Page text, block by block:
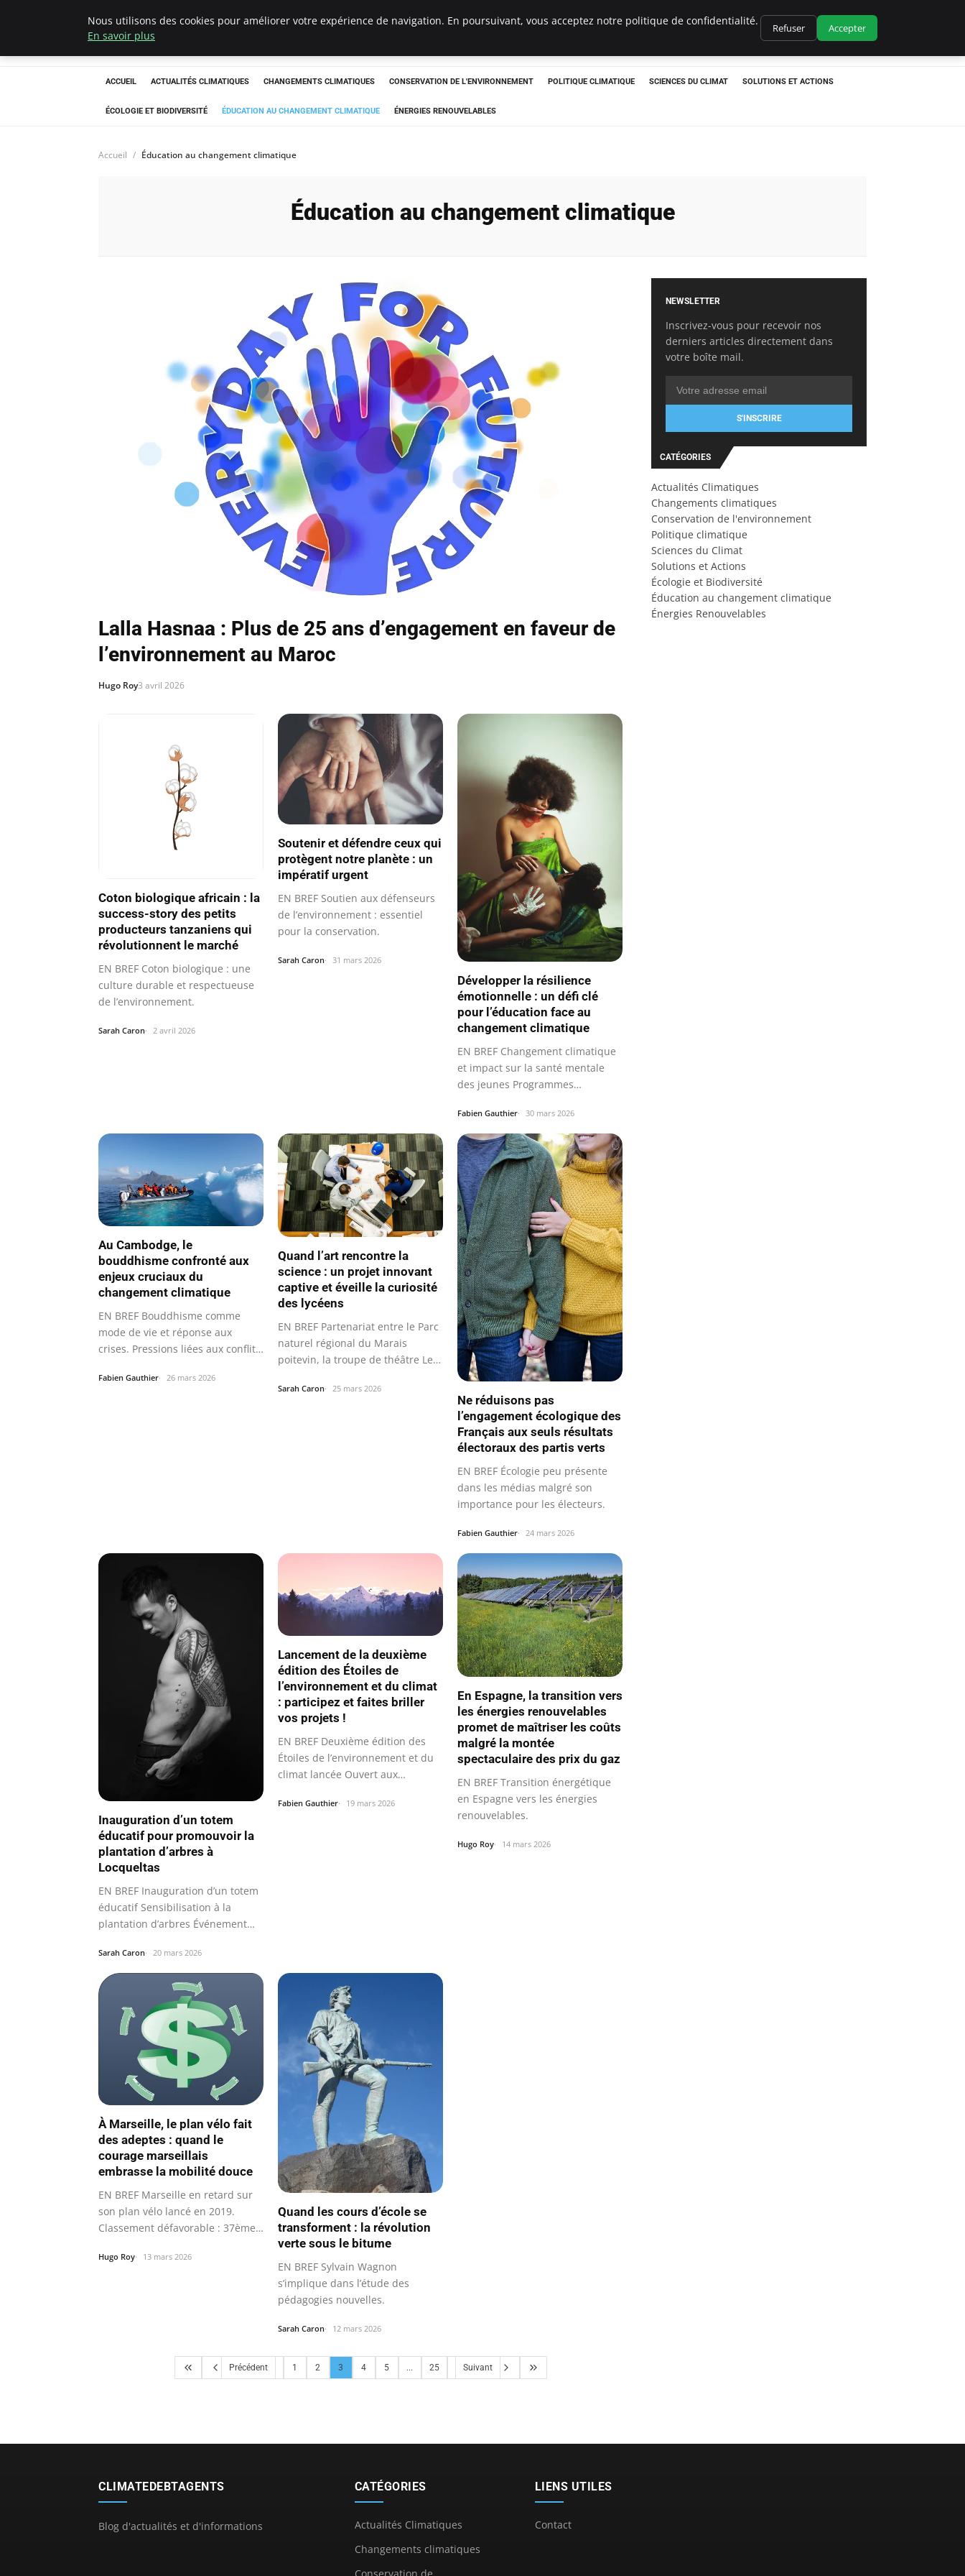
Climatedebtagents
ACCUEIL ACTUALITÉS CLIMATIQUES CHANGEMENTS CLIMATIQUES CONSERVATION DE L'ENVIRONNEMENT POLITIQUE CLIMATIQUE SCIENCES DU CLIMAT SOLUTIONS ET ACTIONS
ÉCOLOGIE ET BIODIVERSITÉ ÉDUCATION AU CHANGEMENT CLIMATIQUE ÉNERGIES RENOUVELABLES
Accueil Éducation au changement climatique
Éducation au changement climatique
Lalla Hasnaa : Plus de 25 ans d’engagement en faveur de
l’environnement au Maroc
Hugo Roy3 avril 2026
Coton biologique africain : la
success-story des petits
producteurs tanzaniens qui
révolutionnent le marché
EN BREF Coton biologique : une
culture durable et respectueuse
de l’environnement.
Sarah Caron 2 avril 2026
Soutenir et défendre ceux qui
protègent notre planète : un
impératif urgent
EN BREF Soutien aux défenseurs
de l’environnement : essentiel
pour la conservation.
Sarah Caron 31 mars 2026
Développer la résilience
émotionnelle : un défi clé
pour l’éducation face au
changement climatique
EN BREF Changement climatique
et impact sur la santé mentale
des jeunes Programmes
Fabien Gauthier 30 mars 2026
Au Cambodge, le
bouddhisme confronté aux
enjeux cruciaux du
changement climatique
EN BREF Bouddhisme comme
mode de vie et réponse aux
crises. Pressions liées aux conflits,
Fabien Gauthier 26 mars 2026
Quand l’art rencontre la
science : un projet innovant
captive et éveille la curiosité
des lycéens
EN BREF Partenariat entre le Parc
naturel régional du Marais
poitevin, la troupe de théâtre Le…
Sarah Caron 25 mars 2026
Ne réduisons pas
l’engagement écologique des
Français aux seuls résultats
électoraux des partis verts
EN BREF Écologie peu présente
dans les médias malgré son
importance pour les électeurs.
Fabien Gauthier 24 mars 2026
Inauguration d’un totem
éducatif pour promouvoir la
plantation d’arbres à
Locqueltas
EN BREF Inauguration d’un totem
éducatif Sensibilisation à la
plantation d’arbres Événement
Sarah Caron 20 mars 2026
Lancement de la deuxième
édition des Étoiles de
l’environnement et du climat
: participez et faites briller
vos projets !
EN BREF Deuxième édition des
Étoiles de l’environnement et du
climat lancée Ouvert aux
Fabien Gauthier 19 mars 2026
En Espagne, la transition vers
les énergies renouvelables
promet de maîtriser les coûts
malgré la montée
spectaculaire des prix du gaz
EN BREF Transition énergétique
en Espagne vers les énergies
renouvelables.
Hugo Roy 14 mars 2026
À Marseille, le plan vélo fait
des adeptes : quand le
courage marseillais
embrasse la mobilité douce
EN BREF Marseille en retard sur
son plan vélo lancé en 2019.
Classement défavorable : 37ème
Hugo Roy 13 mars 2026
Quand les cours d’école se
transforment : la révolution
verte sous le bitume
EN BREF Sylvain Wagnon
s’implique dans l’étude des
pédagogies nouvelles.
Sarah Caron 12 mars 2026
Précédent 1 2 3 4 5 ... 25 Suivant
NEWSLETTER
Inscrivez-vous pour recevoir nos
derniers articles directement dans
votre boîte mail.
S'INSCRIRE
CATÉGORIES
Actualités Climatiques
Changements climatiques
Conservation de l'environnement
Politique climatique
Sciences du Climat
Solutions et Actions
Écologie et Biodiversité
Éducation au changement climatique
Énergies Renouvelables
CLIMATEDEBTAGENTS
Blog d'actualités et d'informations
CATÉGORIES
Actualités Climatiques
Changements climatiques
LIENS UTILES
Contact
Nous utilisons des cookies pour améliorer votre expérience de navigation. En poursuivant, vous acceptez notre politique de confidentialité.
En savoir plus
Refuser Accepter